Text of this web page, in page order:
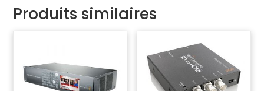
Produits similaires